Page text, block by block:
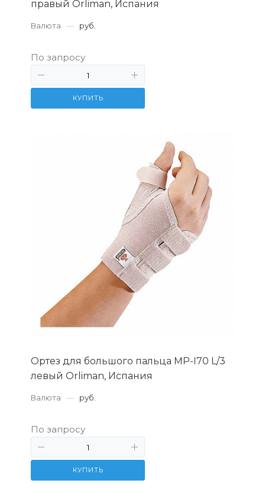
правый Orliman, Испания
Валюта — руб.
По запросу
КУПИТЬ
Ортез для большого пальца MP-I70 L/3
левый Orliman, Испания
Валюта — руб.
По запросу
КУПИТЬ